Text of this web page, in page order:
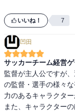
ンです。言い方は悪
てきた「嘘くささ」
ささ」が悪いわけで
てくれていたという
むと他のサッカー漫
るような臨場感を感
いいね！ 7
凹田
サッカーチーム経営
監督が主人公ですが
の監督・選手の様々
力のあるキャラクター
また、キャラクター